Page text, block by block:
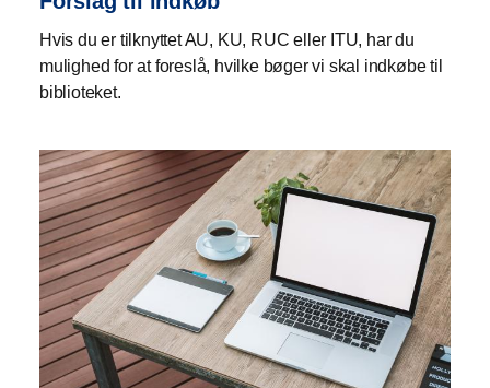
Hvis du er tilknyttet AU, KU, RUC eller ITU, har du
mulighed for at foreslå, hvilke bøger vi skal indkøbe til
biblioteket.